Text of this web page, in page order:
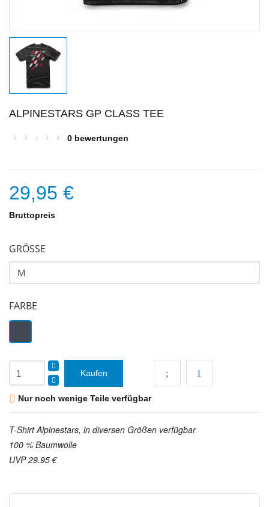
ALPINESTARS GP CLASS TEE
0 bewertungen
29,95 €
Bruttopreis
GRÖSSE
FARBE
Kaufen
 Nur noch wenige Teile verfügbar
T-Shirt Alpinestars, in diversen Größen verfügbar
100 % Baumwolle
UVP 29.95 €